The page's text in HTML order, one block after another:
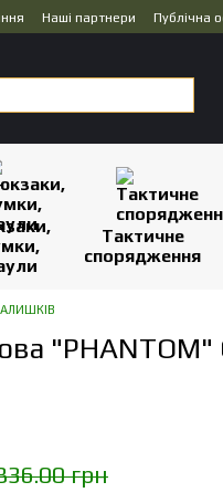
Наші партнери
Публічна
Тактичне
спорядження
грн